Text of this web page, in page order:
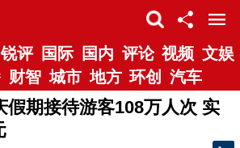
锐评 国际 国内 评论 视频 文娱
财智 城市 地方 环创 汽车
假期接待游客108万人次 实